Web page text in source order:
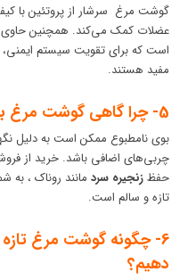
گوشت مرغ سرشار از پروتئین با
است که برای تقویت سیستم
مفید هستند.
5- چرا گاهی گوشت مرغ بوی نامطبوع دارد؟
بوی نامطبوع ممکن است به دلیل
چربی‌های اضافی باشد. خرید از
حفظزنجیره سرد مانند روناک ،
تازه و سالم است.
6- چگونه گوشت مرغ
دهیم؟